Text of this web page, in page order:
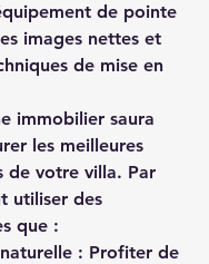
de pointe
images nettes et
de mise en
immobilier saura
les meilleures
de votre villa. Par
utiliser des
que :
: Profiter de